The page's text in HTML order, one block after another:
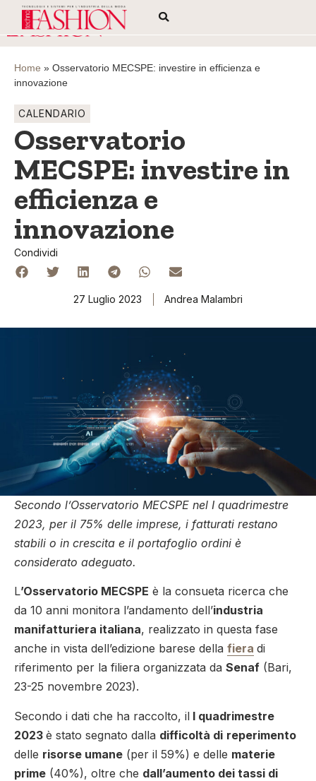
Home » Osservatorio MECSPE: investire in efficienza e
innovazione
CALENDARIO
Osservatorio
MECSPE: investire in
efficienza e
innovazione
Condividi
27 Luglio 2023 Andrea Malambri
Secondo l’Osservatorio MECSPE nel I quadrimestre
2023, per il 75% delle imprese, i fatturati restano
stabili o in crescita e il portafoglio ordini è
considerato adeguato.
L’Osservatorio MECSPE è la consueta ricerca che
da 10 anni monitora l’andamento dell’industria
manifatturiera italiana, realizzato in questa fase
anche in vista dell’edizione barese della fiera di
riferimento per la filiera organizzata da Senaf (Bari,
23-25 novembre 2023).
Secondo i dati che ha raccolto, il I quadrimestre
2023 è stato segnato dalla difficoltà di reperimento
delle risorse umane (per il 59%) e delle materie
prime (40%), oltre che dall’aumento dei tassi di